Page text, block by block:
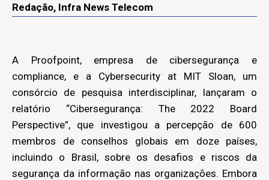
Redação, Infra News Telecom
A Proofpoint, empresa de cibersegurança e
compliance, e a Cybersecurity at MIT Sloan, um
consórcio de pesquisa interdisciplinar, lançaram o
relatório “Cibersegurança: The 2022 Board
Perspective”, que investigou a percepção de 600
membros de conselhos globais em doze países,
incluindo o Brasil, sobre os desafios e riscos da
segurança da informação nas organizações. Embora